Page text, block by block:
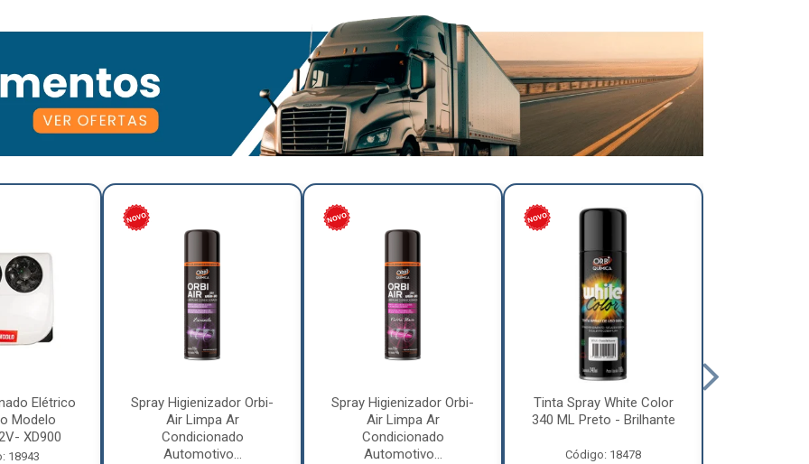
Elétrico
Modelo
XD900
18943
Spray Higienizador Orbi-
Air Limpa Ar
Condicionado
Automotivo...
Spray Higienizador Orbi-
Air Limpa Ar
Condicionado
Automotivo...
Tinta Spray White Color
340 ML Preto - Brilhante
Código: 18478